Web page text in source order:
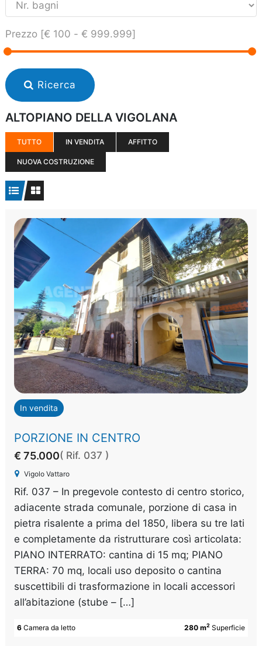
Prezzo [€ 100 -€ 999.999]
Ricerca
ALTOPIANO DELLA VIGOLANA
TUTTO IN VENDITA AFFITTO
NUOVA COSTRUZIONE
In vendita
PORZIONE IN CENTRO
€ 75.000( Rif. 037 )
Vigolo Vattaro
Rif. 037 – In pregevole contesto di centro storico,
adiacente strada comunale, porzione di casa in
pietra risalente a prima del 1850, libera su tre lati
e completamente da ristrutturare così articolata:
PIANO INTERRATO: cantina di 15 mq; PIANO
TERRA: 70 mq, locali uso deposito o cantina
suscettibili di trasformazione in locali accessori
all’abitazione (stube – […]
280 m2 Superficie
6 Camera da letto